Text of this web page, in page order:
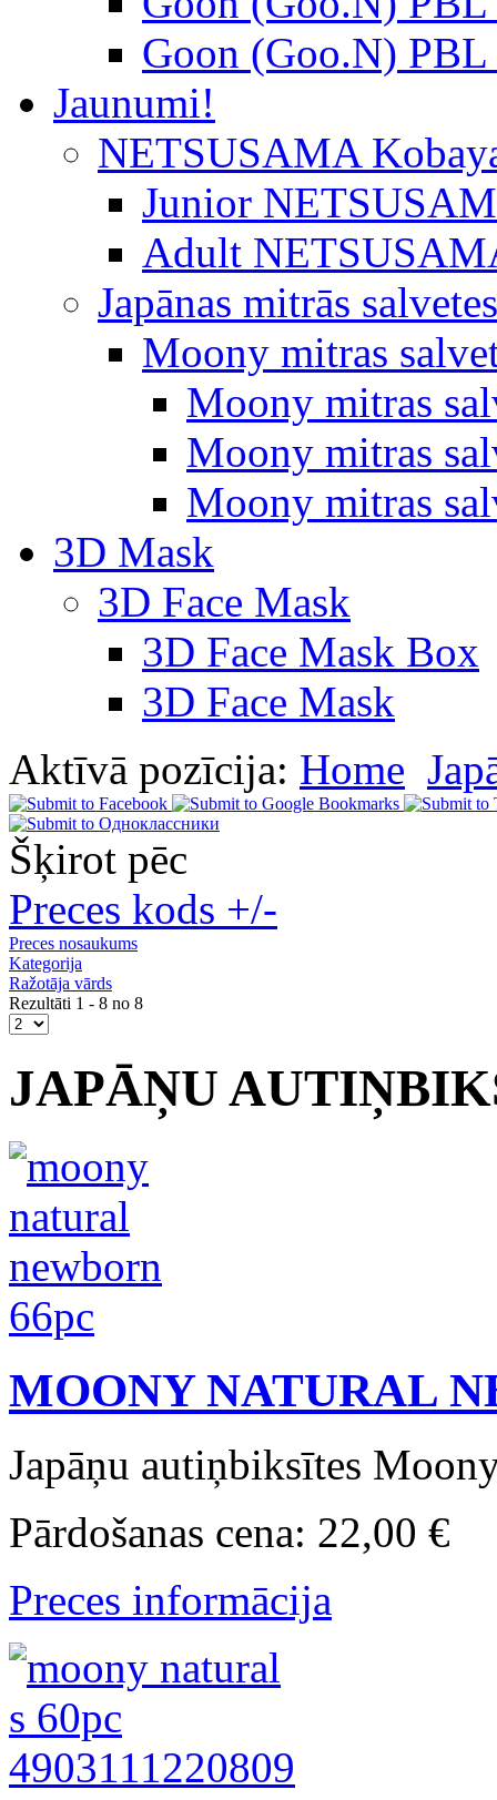
Goon (Goo.N)
Jaunumi!
NETSUSAMA
Junior
Adult
Japānas mitrās salvetes
Moony mitras
Moony mitras
Moony mitras
Moony mitras
3D Mask
3D Face Mask
3D Face Mask Box
3D Face Mask
Aktīvā pozīcija: Home
Šķirot pēc
Preces kods +/-
Preces nosaukums
Kategorija
Ražotāja vārds
Rezultāti 1 - 8 no 8
JAPĀŅU
MOONY NATURAL
Japāņu autiņbiksītes
Pārdošanas cena: 22,00 €
Preces informācija